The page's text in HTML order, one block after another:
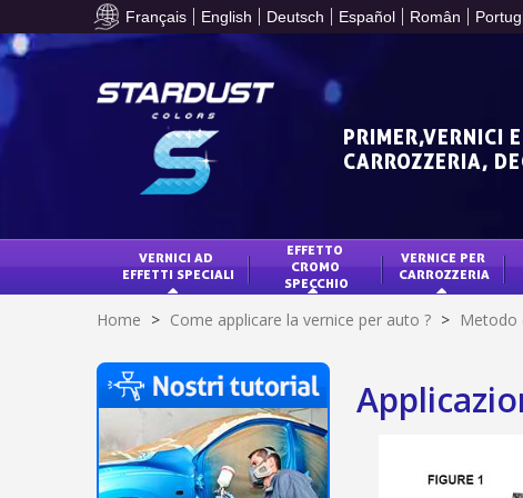
Français English Deutsch Español Român
PRIMER,VERNICI
CARROZZERIA,
VERNICI AD
EFFETTI SPECIALI
EFFETTO
CROMO
SPECCHIO
VERNICE PER
CARROZZERIA
Home > Come applicare la vernice per auto ? > Metodo